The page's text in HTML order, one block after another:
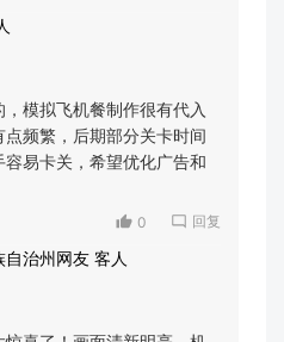
模拟飞机餐制作很有代入
频繁，后期部分关卡时间
易卡关，希望优化广告和
0 回复
治州网友 客人